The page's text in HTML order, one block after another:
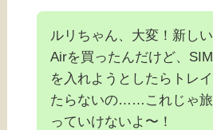
ルリちゃん、大変！新し
Airを買ったんだけど、
を入れようとしたらトレ
たらないの……これじゃ
っていけないよ〜！